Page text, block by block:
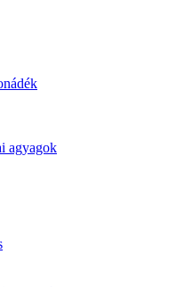
agyagok